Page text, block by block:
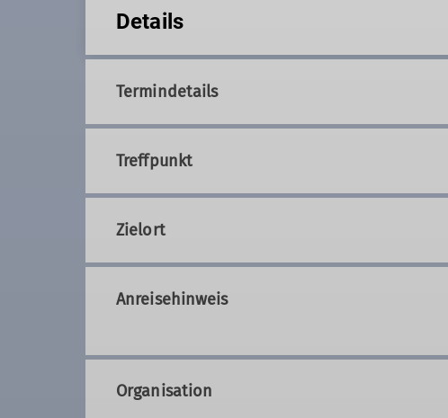
Details
Termindetails
Treffpunkt
Zielort
Anreisehinweis
Organisation